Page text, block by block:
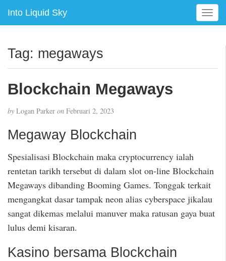
Into Liquid Sky
T
o
e
o
Tag: megaways
Blockchain Megaways
by Logan Parker on Februari 2, 2023
Megaway Blockchain
Spesialisasi Blockchain maka cryptocurrency ialah
rentetan tarikh tersebut di dalam slot on-line Blockchain
Megaways dibanding Booming Games. Tonggak terkait
mengangkat dasar tampak neon alias cyberspace jikalau
sangat dikemas melalui manuver maka ratusan gaya buat
lulus demi kisaran.
Kasino bersama Blockchain